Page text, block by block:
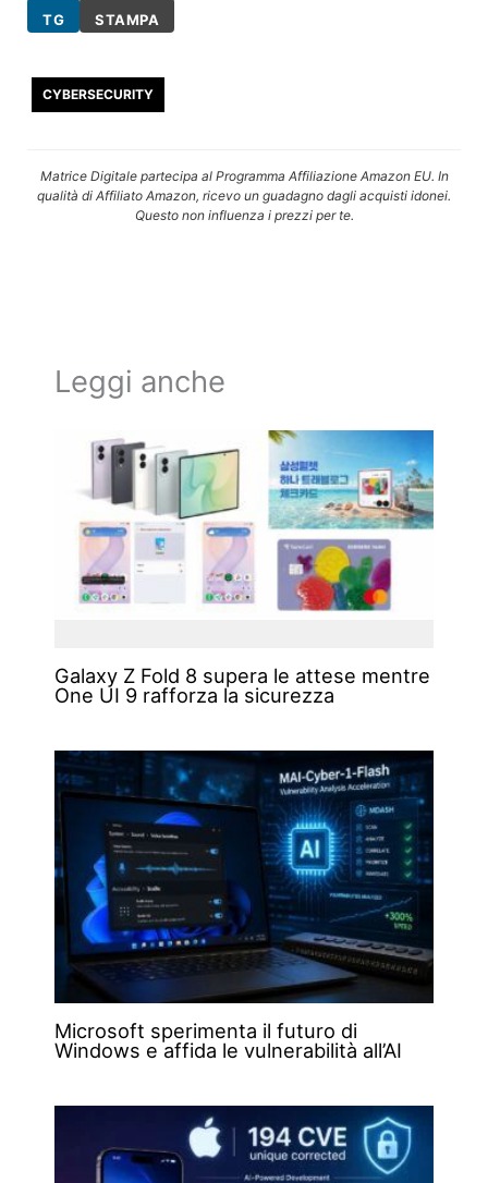
TG STAMPA
CYBERSECURITY
Matrice Digitale partecipa al Programma Affiliazione Amazon EU. In
qualità di Affiliato Amazon, ricevo un guadagno dagli acquisti idonei.
Questo non influenza i prezzi per te.
Leggi anche
Galaxy Z Fold 8 supera le attese mentre
One UI 9 rafforza la sicurezza
Microsoft sperimenta il futuro di
Windows e affida le vulnerabilità all’AI